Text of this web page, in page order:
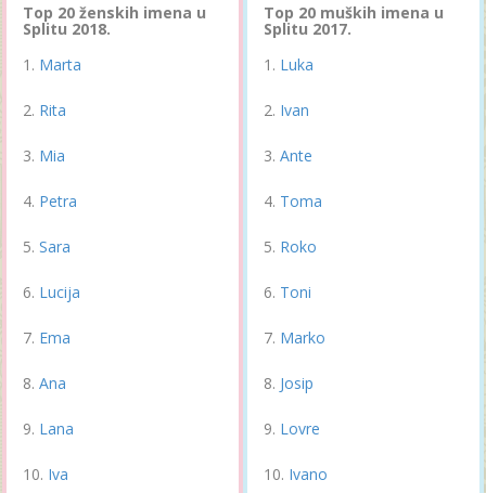
Top 20 ženskih imena u
Splitu 2018.
Marta
Rita
Mia
Petra
Sara
Lucija
Ema
Ana
Lana
Iva
Top 20 muških imena u
Splitu 2017.
Luka
Ivan
Ante
Toma
Roko
Toni
Marko
Josip
Lovre
Ivano